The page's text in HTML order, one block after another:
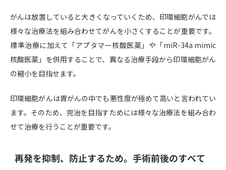
がんは放置していると大きくなっていくため、印環細胞がんでは
様々な治療法を組み合わせてがんを小さくすることが重要です。
標準治療に加えて「アプタマー核酸医薬」や「miR-34a mimic
核酸医薬」を併用することで、異なる治療手段から印環細胞がん
の縮小を目指せます。
印環細胞がんは胃がんの中でも悪性度が極めて高いと言われてい
ます。そのため、完治を目指すためには様々な治療法を組み合わ
せて治療を行うことが重要です。
再発を抑制、防止するため。手術前後のすべて